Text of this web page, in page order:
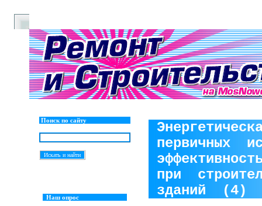
Поиск по сайту
Наш опрос
первичных
при
зданий (4)